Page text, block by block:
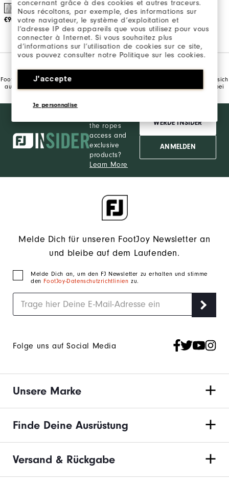
concernant grâce à des cookies et autres traceurs.
Nous récoltons, par exemple, des informations sur
votre navigateur, le système d’exploitation et
l’adresse IP des appareils que vous utilisez pour vous
connecter à Internet. Si vous souhaitez plus
d’informations sur l’utilisation de cookies sur ce site,
vous pouvez consulter notre Politique sur les cookies.
J'accepte
Je personnalise
€90 €65
€44,97
FootJoy präsentiert Golfkleidung und -accessoires für Junioren. Freuen Sie sich
auf das perfekte Golfspiel, in jedem Alter. Kaufen Sie jetzt Golfkleidung bei
the ropes
access and
exclusive
products?
Learn More
WERDE INSIDER
ANMELDEN
Melde Dich für unseren FootJoy Newsletter an
und bleibe auf dem Laufenden.
Melde Dich an, um den FJ Newsletter zu erhalten und stimme
den FootJoy-Datenschutzrichtlinienzu.
Folge uns auf Social Media
Unsere Marke
Finde Deine Ausrüstung
Versand & Rückgabe